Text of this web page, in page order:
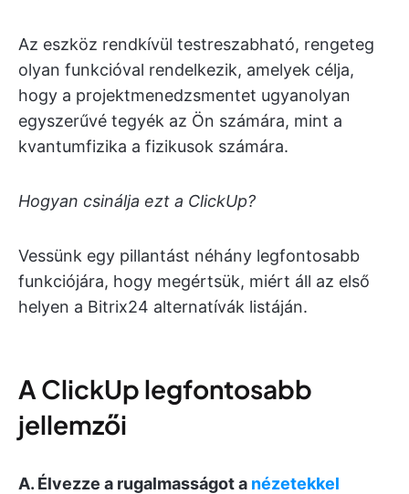
Az eszköz rendkívül testreszabható, rengeteg
olyan funkcióval rendelkezik, amelyek célja,
hogy a projektmenedzsmentet ugyanolyan
egyszerűvé tegyék az Ön számára, mint a
kvantumfizika a fizikusok számára.
Hogyan csinálja ezt a ClickUp?
Vessünk egy pillantást néhány legfontosabb
funkciójára, hogy megértsük, miért áll az első
helyen a Bitrix24 alternatívák listáján.
A ClickUp legfontosabb
jellemzői
A. Élvezze a rugalmasságot a nézetekkel